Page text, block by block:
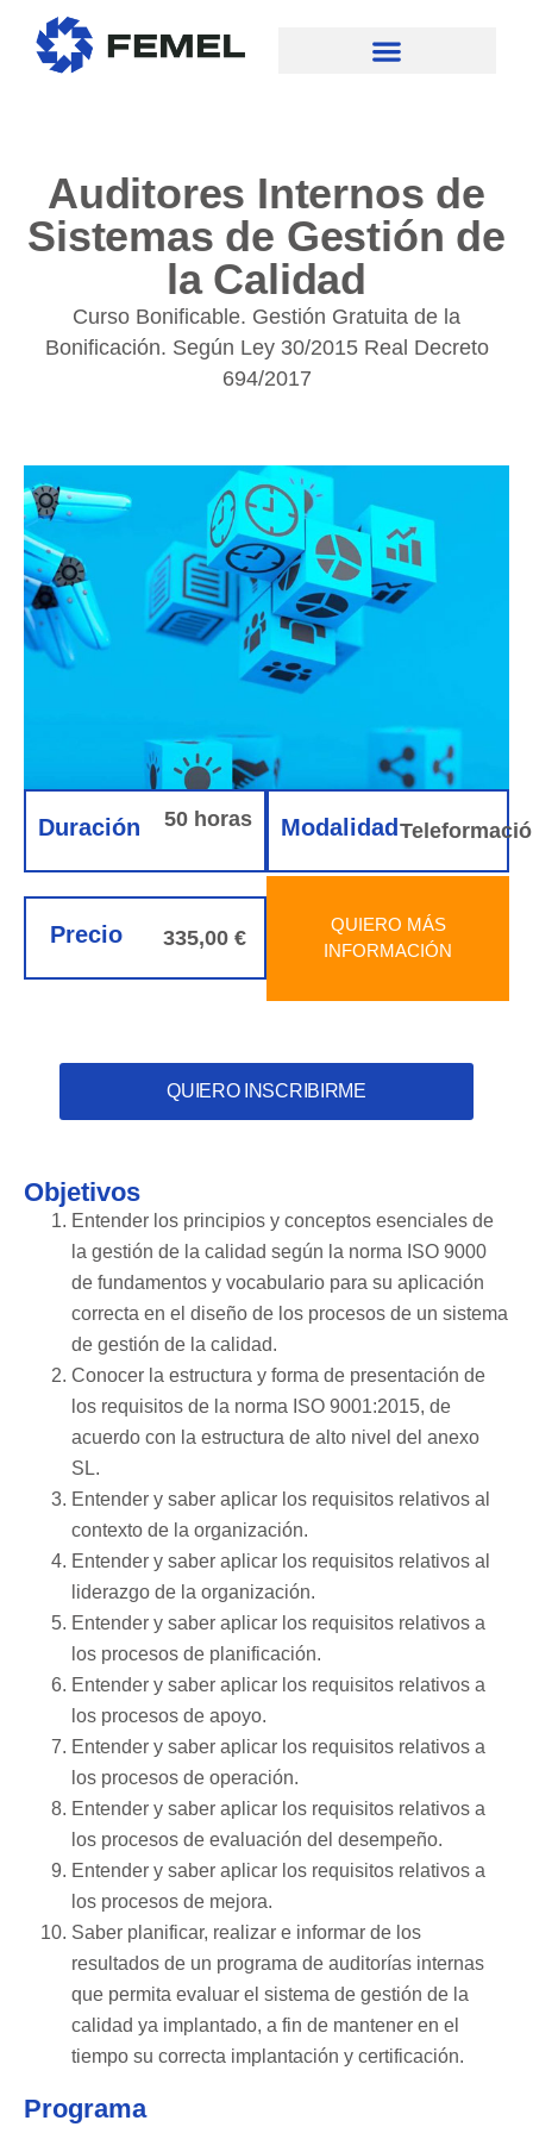
Auditores Internos de
Sistemas de Gestión de
la Calidad
Curso Bonificable. Gestión Gratuita de la
Bonificación. Según Ley 30/2015 Real Decreto
694/2017
Duración 50 horas Modalidad
Precio 335,00 €
QUIERO MÁS
INFORMACIÓN
QUIERO INSCRIBIRME
Objetivos
Entender los principios y conceptos esenciales de
la gestión de la calidad según la norma ISO 9000
de fundamentos y vocabulario para su aplicación
correcta en el diseño de los procesos de un sistema
de gestión de la calidad.
Conocer la estructura y forma de presentación de
los requisitos de la norma ISO 9001:2015, de
acuerdo con la estructura de alto nivel del anexo
SL.
Entender y saber aplicar los requisitos relativos al
contexto de la organización.
Entender y saber aplicar los requisitos relativos al
liderazgo de la organización.
Entender y saber aplicar los requisitos relativos a
los procesos de planificación.
Entender y saber aplicar los requisitos relativos a
los procesos de apoyo.
Entender y saber aplicar los requisitos relativos a
los procesos de operación.
Entender y saber aplicar los requisitos relativos a
los procesos de evaluación del desempeño.
Entender y saber aplicar los requisitos relativos a
los procesos de mejora.
Saber planificar, realizar e informar de los
resultados de un programa de auditorí­as internas
que permita evaluar el sistema de gestión de la
calidad ya implantado, a fin de mantener en el
tiempo su correcta implantación y certificación.
Programa